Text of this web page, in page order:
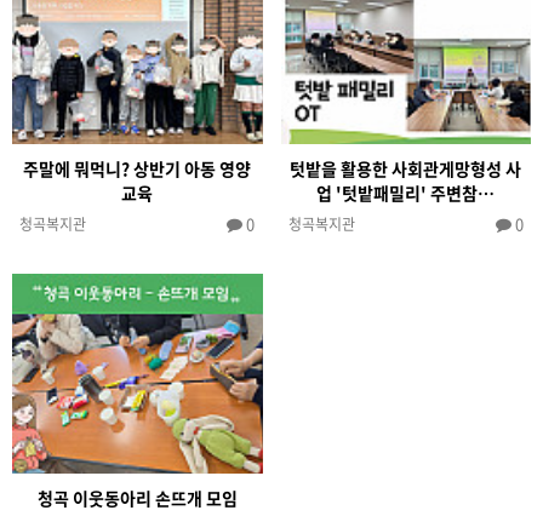
주말에 뭐먹니? 상반기 아동 영양
교육
청곡복지관 0
텃밭을 활용한 사회관게망형성 사
업 '텃밭패밀리' 주변참…
청곡복지관 0
청곡 이웃동아리 손뜨개 모임